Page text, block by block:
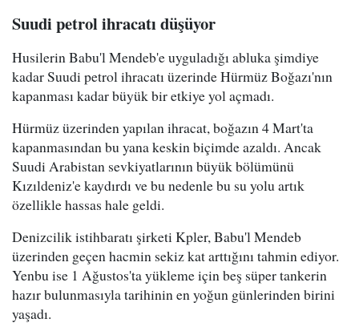
Suudi petrol ihracatı düşüyor
Husilerin Babu'l Mendeb'e uyguladığı abluka şimdiye
kadar Suudi petrol ihracatı üzerinde Hürmüz Boğazı'nın
kapanması kadar büyük bir etkiye yol açmadı.
Hürmüz üzerinden yapılan ihracat, boğazın 4 Mart'ta
kapanmasından bu yana keskin biçimde azaldı. Ancak
Suudi Arabistan sevkiyatlarının büyük bölümünü
Kızıldeniz'e kaydırdı ve bu nedenle bu su yolu artık
özellikle hassas hale geldi.
Denizcilik istihbaratı şirketi Kpler, Babu'l Mendeb
üzerinden geçen hacmin sekiz kat arttığını tahmin ediyor.
Yenbu ise 1 Ağustos'ta yükleme için beş süper tankerin
hazır bulunmasıyla tarihinin en yoğun günlerinden birini
yaşadı.